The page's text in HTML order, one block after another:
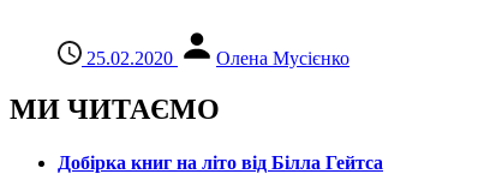
25.02.2020 Олена Мусієнко
МИ ЧИТАЄМО
Добірка книг на літо від Білла Гейтса